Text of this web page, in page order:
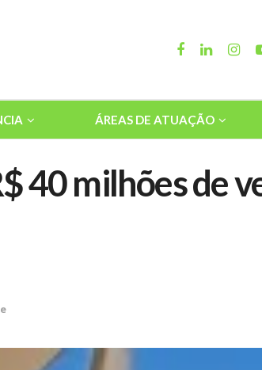
ÁREAS DE ATUAÇÃO
40 milhões de